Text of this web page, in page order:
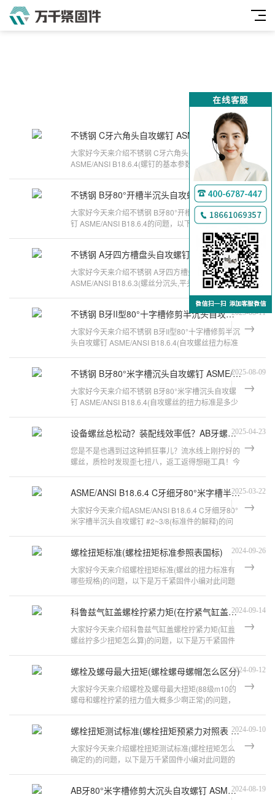
不锈钢 C牙六角头自攻螺钉 ASME/ANSI B18.6.4
2025-09-08
大家好今天来介绍不锈钢 C牙六角头自攻螺钉
ASME/ANSI B18.6.4(螺钉的基本参数有哪些)的问
题，以下是万千紧固件小编对此问题的归纳
不锈钢 B牙80°开槽半沉头自攻螺钉 ASME/ANSI B18.6.4
2025-09-04
大家好今天来介绍不锈钢 B牙80°开槽半沉头自攻螺
钉 ASME/ANSI B18.6.4的问题，以下是万千紧固件
不锈钢 A牙四方槽盘头自攻螺钉 ASME/ANSI B18.6.3
2025-08-21
大家好今天来介绍不锈钢 A牙四方槽盘头自攻螺钉
ASME/ANSI B18.6.3(螺丝分沉头,平头,盘头,圆头它
不锈钢 B牙II型80°十字槽修剪半沉头自攻螺钉 ASME/ANSI B18.6.42025-08-11
大家好今天来介绍不锈钢 B牙II型80°十字槽修剪半沉
头自攻螺钉 ASME/ANSI B18.6.4(自攻螺丝扭力标准
不锈钢 B牙80°米字槽沉头自攻螺钉 ASME/ANSI B18.6.4
2025-08-09
大家好今天来介绍不锈钢 B牙80°米字槽沉头自攻螺
钉 ASME/ANSI B18.6.4(自攻螺丝的扭力标准是多少
设备螺丝总松动？装配线效率低？AB牙螺钉ASME标准省50%工时2025-04-23
您是不是也遇到过这种抓狂事儿？流水线上刚拧好的
螺丝，质检时发现歪七扭八，返工返得想砸工具！今
ASME/ANSI B18.6.4 C牙细牙80°米字槽半沉头自攻螺钉 #2~3/8
2025-03-22
大家好今天来介绍ASME/ANSI B18.6.4 C牙细牙80°
米字槽半沉头自攻螺钉 #2~3/8(标准件的解释)的问
螺栓扭矩标准(螺栓扭矩标准参照表国标) 2024-09-26
大家好今天来介绍螺栓扭矩标准(螺丝的扭力标准有
哪些规格)的问题，以下是万千紧固件小编对此问题
科鲁兹气缸盖螺栓拧紧力矩(在拧紧气缸盖螺栓时)
2024-09-14
大家好今天来介绍科鲁兹气缸盖螺栓拧紧力矩(缸盖
螺丝拧多少扭矩怎么算)的问题，以下是万千紧固件
螺栓及螺母最大扭矩(螺栓螺母螺帽怎么区分)2024-09-12
大家好今天来介绍螺栓及螺母最大扭矩(88级m10的
螺母和螺栓拧紧的扭力值大概多少啊正常)的问题，
螺栓扭矩测试标准(螺栓扭矩预紧力对照表 国家标准)
2024-09-10
大家好今天来介绍螺栓扭矩测试标准(螺栓扭矩怎么
确定的)的问题，以下是万千紧固件小编对此问题的
AB牙80°米字槽修剪大沉头自攻螺钉 ASME B18.6.32024-08-19